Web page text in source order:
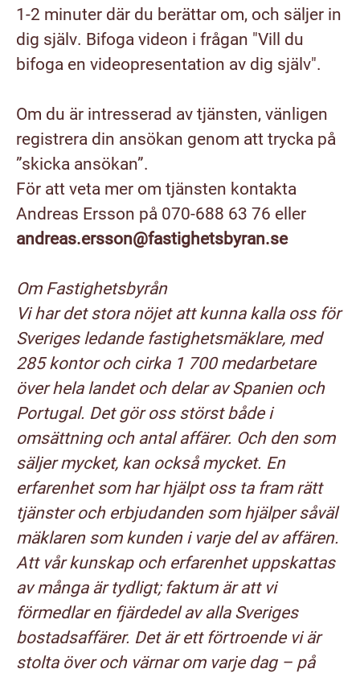
1-2 minuter där du berättar om, och säljer in
dig själv. Bifoga videon i frågan "Vill du
bifoga en videopresentation av dig själv".
Om du är intresserad av tjänsten, vänligen
registrera din ansökan genom att trycka på
”skicka ansökan”.
För att veta mer om tjänsten kontakta
Andreas Ersson på 070-688 63 76 eller
andreas.ersson@fastighetsbyran.se
Om Fastighetsbyrån
Vi har det stora nöjet att kunna kalla oss för
Sveriges ledande fastighetsmäklare, med
285 kontor och cirka 1 700 medarbetare
över hela landet och delar av Spanien och
Portugal. Det gör oss störst både i
omsättning och antal affärer. Och den som
säljer mycket, kan också mycket. En
erfarenhet som har hjälpt oss ta fram rätt
tjänster och erbjudanden som hjälper såväl
mäklaren som kunden i varje del av affären.
Att vår kunskap och erfarenhet uppskattas
av många är tydligt; faktum är att vi
förmedlar en fjärdedel av alla Sveriges
bostadsaffärer. Det är ett förtroende vi är
stolta över och värnar om varje dag – på